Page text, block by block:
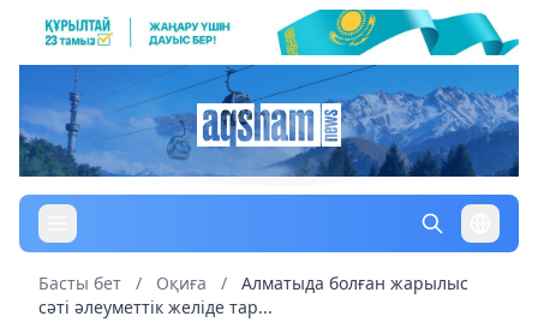
Басты бет / Оқиға /
Алматыда болған жарылыс
сәті әлеуметтік желіде тар...